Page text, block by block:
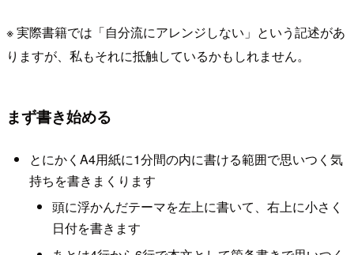
※ 実際書籍では「自分流にアレンジしない」という記述があ
りますが、私もそれに抵触しているかもしれません。
まず書き始める
とにかくA4用紙に1分間の内に書ける範囲で思いつく気
持ちを書きまくります
頭に浮かんだテーマを左上に書いて、右上に小さく
日付を書きます